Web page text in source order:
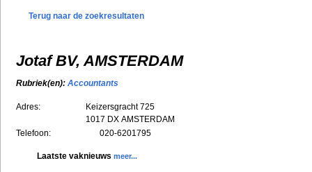
Terug naar de zoekresultaten
Jotaf BV, AMSTERDAM
Rubriek(en): Accountants
Adres:
Keizersgracht 725
1017 DX AMSTERDAM
Telefoon:
020-6201795
Laatste vaknieuws meer...